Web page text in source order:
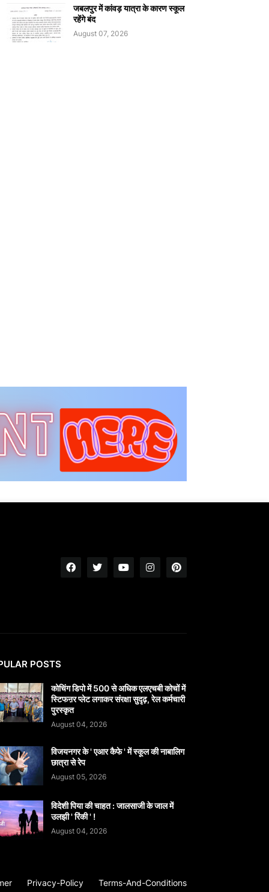
जबलपुर में कांवड़ यात्रा के कारण स्कूल
रहेंगे बंद
August 07, 2026
POSTS
कोचिंग डिपो में 500 से अधिक एलएचबी कोचों में
स्टिफऩर प्लेट लगाकर संरक्षा सुदृढ़, रेल कर्मचारी
पुरस्कृत
August 04, 2026
विजयनगर के ' एआर कैफे ' में स्कूल की नाबालिग
छात्रा से रेप
August 05, 2026
विदेशी पिया की चाहत : जालसाजी के जाल में
उलझी ' रिंकी ' !
August 04, 2026
Privacy-Policy Terms-And-Conditions